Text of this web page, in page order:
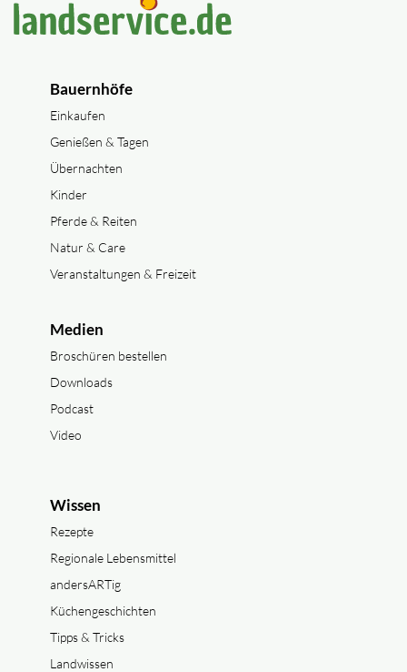
Bauernhöfe
Einkaufen
Genießen & Tagen
Übernachten
Kinder
Pferde & Reiten
Natur & Care
Veranstaltungen & Freizeit
Medien
Broschüren bestellen
Downloads
Podcast
Video
Wissen
Rezepte
Regionale Lebensmittel
andersARTig
Küchengeschichten
Tipps & Tricks
Landwissen